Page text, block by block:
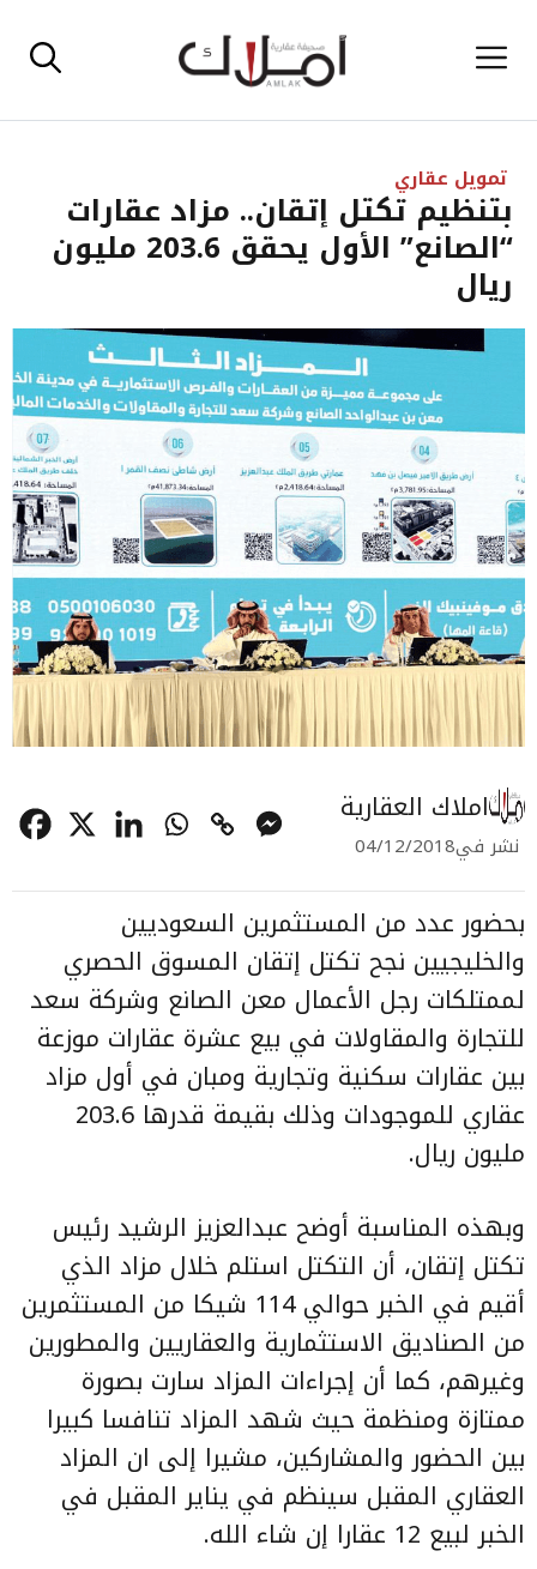
إلى القائمة
تمويل عقاري
بتنظيم تكتل إتقان.. مزاد عقارات
“الصانع” الأول يحقق 203.6 مليون
ريال
املاك العقارية
نشر في04/12/2018
بحضور عدد من المستثمرين السعوديين
والخليجيين نجح تكتل إتقان المسوق الحصري
لممتلكات رجل الأعمال معن الصانع وشركة سعد
للتجارة والمقاولات في بيع عشرة عقارات موزعة
بين عقارات سكنية وتجارية ومبان في أول مزاد
عقاري للموجودات وذلك بقيمة قدرها 203.6
مليون ريال.
وبهذه المناسبة أوضح عبدالعزيز الرشيد رئيس
تكتل إتقان، أن التكتل استلم خلال مزاد الذي
أقيم في الخبر حوالي 114 شيكا من المستثمرين
من الصناديق الاستثمارية والعقاريين والمطورين
وغيرهم، كما أن إجراءات المزاد سارت بصورة
ممتازة ومنظمة حيث شهد المزاد تنافسا كبيرا
بين الحضور والمشاركين، مشيرا إلى ان المزاد
العقاري المقبل سينظم في يناير المقبل في
الخبر لبيع 12 عقارا إن شاء الله.